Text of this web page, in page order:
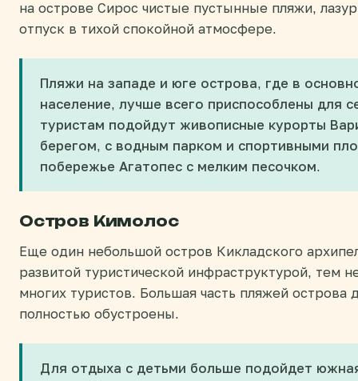
на острове Сирос чистые пустынные пляжи,
отпуск в тихой спокойной атмосфере.
Пляжи на западе и юге острова, где в
население, лучше всего приспособлены для
туристам подойдут живописные курорты
берегом, с водным парком и спортивными
побережье Агатопес с мелким песочком.
Остров Кимолос
Еще один небольшой остров Кикладского
развитой туристической инфраструктурой, тем
многих туристов. Большая часть пляжей
полностью обустроены.
Для отдыха с детьми больше подойдет